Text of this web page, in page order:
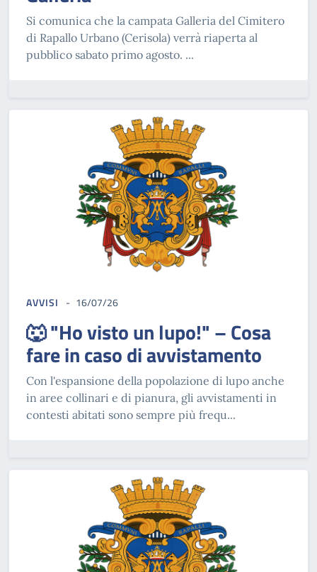
Si comunica che la campata Galleria del Cimitero
di Rapallo Urbano (Cerisola) verrà riaperta al
pubblico sabato primo agosto. ...
AVVISI 16/07/26
🐺 "Ho visto un lupo!" – Cosa
fare in caso di avvistamento
Con l'espansione della popolazione di lupo anche
in aree collinari e di pianura, gli avvistamenti in
contesti abitati sono sempre più frequ...